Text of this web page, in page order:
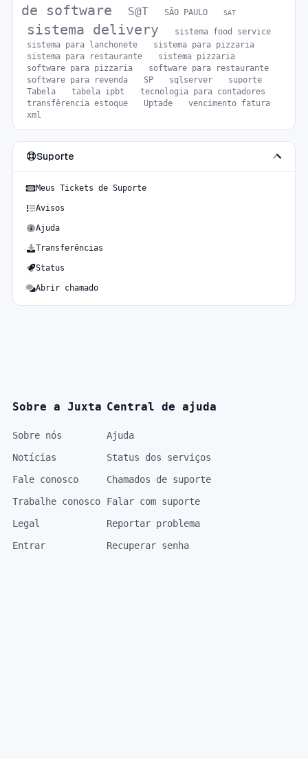
de software
S@T SÃO PAULO SAT
sistema delivery
sistema food service
sistema para lanchonete
sistema para pizzaria
sistema para restaurante
sistema pizzaria
software para pizzaria
software para restaurante
software para revenda
SP sqlserver
suporte
Tabela
tabela ipbt
tecnologia para contadores
transfêrencia estoque
Uptade
vencimento fatura
xml
Suporte
Meus Tickets de Suporte
Avisos
Ajuda
Transferências
Status
Abrir chamado
Sobre a Juxta
Sobre nós
Notícias
Fale conosco
Trabalhe conosco
Legal
Entrar
Central de ajuda
Ajuda
Status dos serviços
Chamados de suporte
Falar com suporte
Reportar problema
Recuperar senha